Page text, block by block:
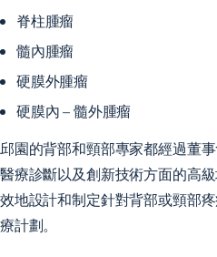
脊柱腫瘤
髓內腫瘤
硬膜外腫瘤
硬膜內 – 髓外腫瘤
邱園的背部和頸部專家都經過董
醫療診斷以及創新技術方面的高
效地設計和制定針對背部或頸部
療計劃。